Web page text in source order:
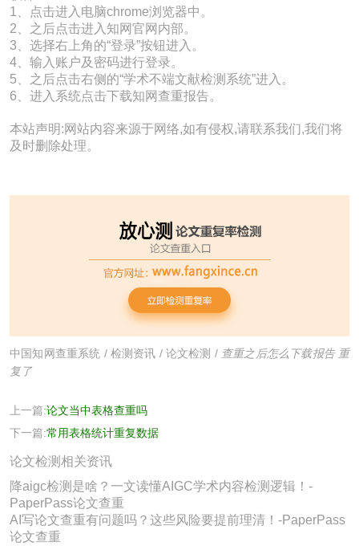
1、点击进入电脑chrome浏览器中。
2、之后点击进入知网官网内部。
3、选择右上角的“登录”按钮进入。
4、输入账户及密码进行登录。
5、之后点击右侧的“学术不端文献检测系统”进入。
6、进入系统点击下载知网查重报告。
本站声明:网站内容来源于网络,如有侵权,请联系我们,我们将
及时删除处理。
中国知网查重系统 / 检测资讯 / 论文检测 / 查重之后怎么下载报告 重
复了
上一篇:论文当中表格查重吗
下一篇:常用表格统计重复数据
论文检测相关资讯
降aigc检测是啥？一文读懂AIGC学术内容检测逻辑！-
PaperPass论文查重
AI写论文查重有问题吗？这些风险要提前理清！-PaperPass
论文查重